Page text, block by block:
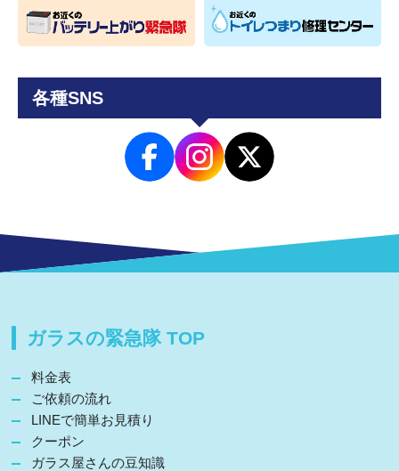
各種SNS
ガラスの緊急隊 TOP
料金表
ご依頼の流れ
LINEで簡単お見積り
クーポン
ガラス屋さんの豆知識